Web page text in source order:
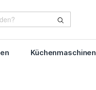
Küchenmaschinen